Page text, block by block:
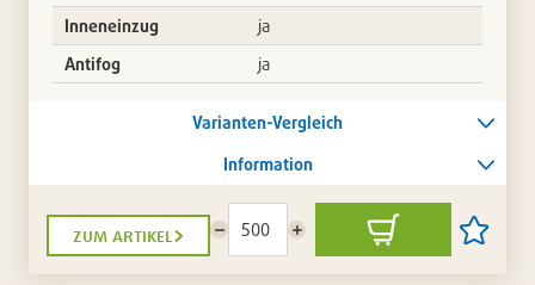
Inneneinzug
ja
Antifog
ja
Varianten-Vergleich
Information
zum artikel
Menge
reduzieren
Menge
erhöhen
In
den
Artikel